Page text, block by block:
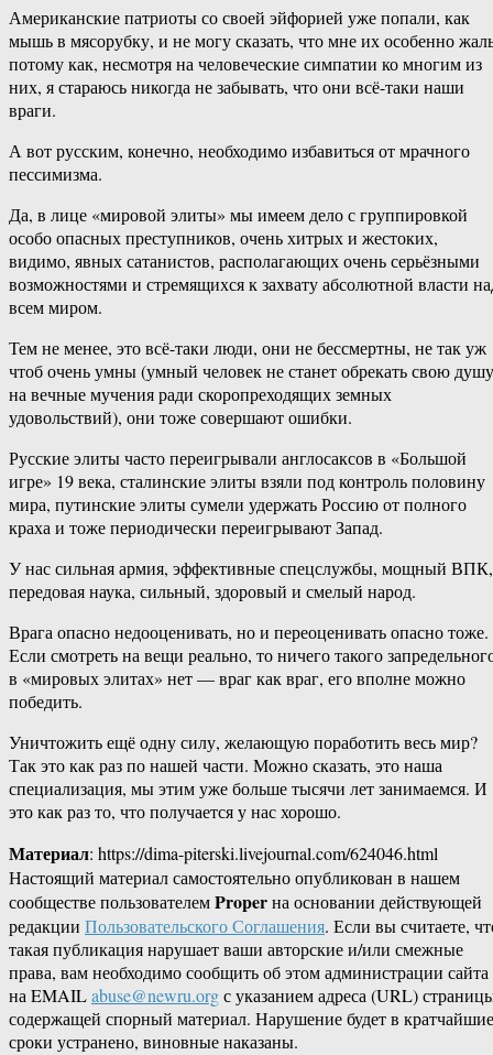
Американские патриоты со своей эйфорией уже попали, как
мышь в мясорубку, и не могу сказать, что мне их особенно
потому как, несмотря на человеческие симпатии ко многим из
них, я стараюсь никогда не забывать, что они всё-таки наши
враги.
А вот русским, конечно, необходимо избавиться от мрачного
пессимизма.
Да, в лице «мировой элиты» мы имеем дело с группировкой
особо опасных преступников, очень хитрых и жестоких,
видимо, явных сатанистов, располагающих очень серьёзными
возможностями и стремящихся к захвату абсолютной власти
всем миром.
Тем не менее, это всё-таки люди, они не бессмертны, не так уж
чтоб очень умны (умный человек не станет обрекать свою душу
на вечные мучения ради скоропреходящих земных
удовольствий), они тоже совершают ошибки.
Русские элиты часто переигрывали англосаксов в «Большой
игре» 19 века, сталинские элиты взяли под контроль половину
мира, путинские элиты сумели удержать Россию от полного
краха и тоже периодически переигрывают Запад.
У нас сильная армия, эффективные спецслужбы, мощный ВПК,
передовая наука, сильный, здоровый и смелый народ.
Врага опасно недооценивать, но и переоценивать опасно тоже.
Если смотреть на вещи реально, то ничего такого
в «мировых элитах» нет — враг как враг, его вполне можно
победить.
Уничтожить ещё одну силу, желающую поработить весь мир?
Так это как раз по нашей части. Можно сказать, это наша
специализация, мы этим уже больше тысячи лет занимаемся. И
это как раз то, что получается у нас хорошо.
Материал: https://dima-piterski.livejournal.com/624046.html
Настоящий материал самостоятельно опубликован в нашем
сообществе пользователемProperна основании действующей
редакции Пользовательского Соглашения. Если вы считаете,
такая публикация нарушает ваши авторские и/или смежные
права, вам необходимо сообщить об этом администрации сайта
на EMAILabuse@newru.orgс указанием адреса (URL)
содержащей спорный материал. Нарушение будет в кратчайшие
сроки устранено, виновные наказаны.